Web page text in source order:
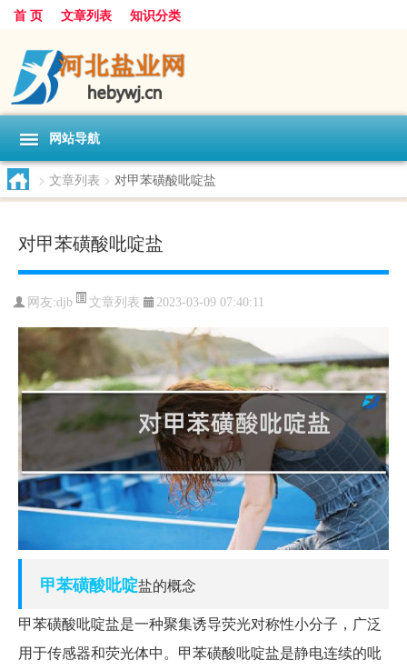
首 页 文章列表 知识分类
网站导航
> 文章列表 > 对甲苯磺酸吡啶盐
对甲苯磺酸吡啶盐
网友:djb 文章列表 2023-03-09 07:40:11
甲苯磺酸吡啶盐的概念
甲苯磺酸吡啶盐是一种聚集诱导荧光对称性小分子，广泛
用于传感器和荧光体中。甲苯磺酸吡啶盐是静电连续的吡